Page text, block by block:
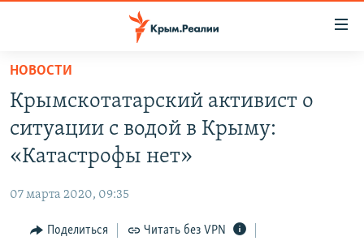
Вернуться
основному
содержанию
Вернутся
главной
навигации
Вернутся
СПЕЦПРОЕКТЫ
ГРУЗ 200
11 ЛЕТ ОККУПАЦИИ КРЫМА. 11 ИСТОРИЙ СОПРОТИВЛЕНИЯ
ВОДА
ЕЩЕ
ИНТЕРАКТИВ
РАДІО СВОБОДА
НОВОСТИ
Крымскотатарский активист о
ситуации с водой в Крыму:
«Катастрофы нет»
07 марта 2020, 09:35
Поделиться Читать без VPN